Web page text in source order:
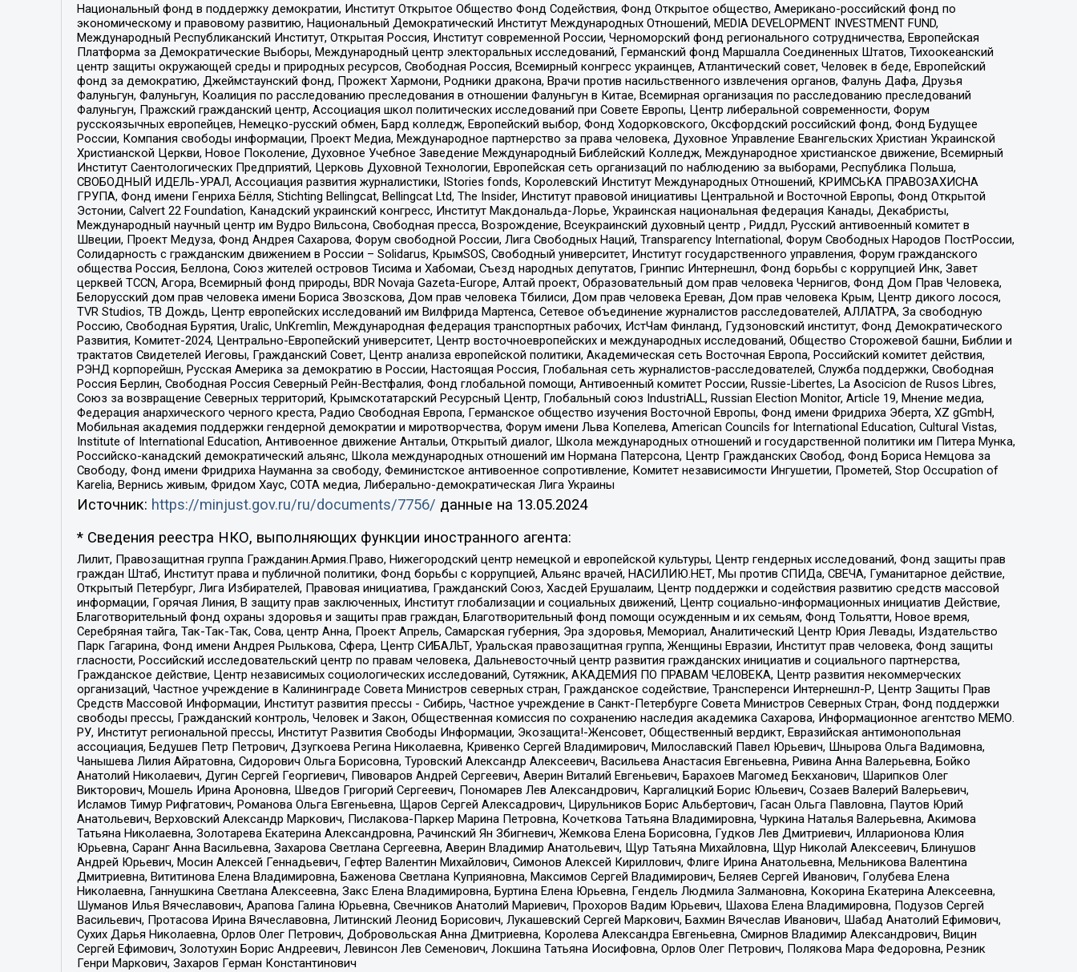
Национальный фонд в поддержку демократии, Институт Открытое Общество Фонд Содействия, Фонд Открытое общество, Американо-российский фонд по
экономическому и правовому развитию, Национальный Демократический Институт Международных Отношений, MEDIA DEVELOPMENT INVESTMENT FUND,
Международный Республиканский Институт, Открытая Россия, Институт современной России, Черноморский фонд регионального сотрудничества, Европейская
Платформа за Демократические Выборы, Международный центр электоральных исследований, Германский фонд Маршалла Соединенных Штатов, Тихоокеанский
центр защиты окружающей среды и природных ресурсов, Свободная Россия, Всемирный конгресс украинцев, Атлантический совет, Человек в беде, Европейский
фонд за демократию, Джеймстаунский фонд, Прожект Хармони, Родники дракона, Врачи против насильственного извлечения органов, Фалунь Дафа, Друзья
Фалуньгун, Фалуньгун, Коалиция по расследованию преследования в отношении Фалуньгун в Китае, Всемирная организация по расследованию преследований
Фалуньгун, Пражский гражданский центр, Ассоциация школ политических исследований при Совете Европы, Центр либеральной современности, Форум
русскоязычных европейцев, Немецко-русский обмен, Бард колледж, Европейский выбор, Фонд Ходорковского, Оксфордский российский фонд, Фонд Будущее
России, Компания свободы информации, Проект Медиа, Международное партнерство за права человека, Духовное Управление Евангельских Христиан Украинской
Христианской Церкви, Новое Поколение, Духовное Учебное Заведение Международный Библейский Колледж, Международное христианское движение, Всемирный
Институт Саентологических Предприятий, Церковь Духовной Технологии, Европейская сеть организаций по наблюдению за выборами, Республика Польша,
СВОБОДНЫЙ ИДЕЛЬ-УРАЛ, Ассоциация развития журналистики, IStories fonds, Королевский Институт Международных Отношений, КРИМСЬКА ПРАВОЗАХИСНА
ГРУПА, Фонд имени Генриха Бёлля, Stichting Bellingcat, Bellingcat Ltd, The Insider, Институт правовой инициативы Центральной и Восточной Европы, Фонд Открытой
Эстонии, Calvert 22 Foundation, Канадский украинский конгресс, Институт Макдональда-Лорье, Украинская национальная федерация Канады, Декабристы,
Международный научный центр им Вудро Вильсона, Свободная пресса, Возрождение, Всеукраинский духовный центр , Риддл, Русский антивоенный комитет в
Швеции, Проект Медуза, Фонд Андрея Сахарова, Форум свободной России, Лига Свободных Наций, Transparеncy International, Форум Свободных Народов ПостРоссии,
Солидарность с гражданским движением в России – Solidarus, КрымSOS, Свободный университет, Институт государственного управления, Форум гражданского
общества Россия, Беллона, Союз жителей островов Тисима и Хабомаи, Съезд народных депутатов, Гринпис Интернешнл, Фонд борьбы с коррупцией Инк, Завет
церквей TCCN, Агора, Всемирный фонд природы, BDR Novaja Gazeta-Europe, Алтай проект, Образовательный дом прав человека Чернигов, Фонд Дом Прав Человека,
Белорусский дом прав человека имени Бориса Звозскова, Дом прав человека Тбилиси, Дом прав человека Ереван, Дом прав человека Крым, Центр дикого лосося,
TVR Studios, ТВ Дождь, Центр европейских исследований им Вилфрида Мартенса, Сетевое объединение журналистов расследователей, АЛЛАТРА, За свободную
Россию, Свободная Бурятия, Uralic, UnKremlin, Международная федерация транспортных рабочих, ИстЧам Финланд, Гудзоновский институт, Фонд Демократического
Развития, Комитет-2024, Центрально-Европейский университет, Центр восточноевропейских и международных исследований, Общество Сторожевой башни, Библии и
трактатов Свидетелей Иеговы, Гражданский Совет, Центр анализа европейской политики, Академическая сеть Восточная Европа, Российский комитет действия,
РЭНД корпорейшн, Русская Америка за демократию в России, Настоящая Россия, Глобальная сеть журналистов-расследователей, Служба поддержки, Свободная
Россия Берлин, Свободная Россия Северный Рейн-Вестфалия, Фонд глобальной помощи, Антивоенный комитет России, Russie-Libertes, La Asocicion de Rusos Libres,
Союз за возвращение Северных территорий, Крымскотатарский Ресурсный Центр, Глобальный союз IndustriALL, Russian Election Monitor, Article 19, Мнение медиа,
Федерация анархического черного креста, Радио Свободная Европа, Германское общество изучения Восточной Европы, Фонд имени Фридриха Эберта, XZ gGmbH,
Мобильная академия поддержки гендерной демократии и миротворчества, Форум имени Льва Копелева, American Councils for International Education, Cultural Vistas,
Institute of International Education, Антивоенное движение Антальи, Открытый диалог, Школа международных отношений и государственной политики им Питера Мунка,
Российско-канадский демократический альянс, Школа международных отношений им Нормана Патерсона, Центр Гражданских Свобод, Фонд Бориса Немцова за
Свободу, Фонд имени Фридриха Науманна за свободу, Феминистское антивоенное сопротивление, Комитет независимости Ингушетии, Прометей, Stop Occupation of
Karelia, Вернись живым, Фридом Хаус, СОТА медиа, Либерально-демократическая Лига Украины
Источник: https://minjust.gov.ru/ru/documents/7756/ данные на 13.05.2024
* Сведения реестра НКО, выполняющих функции иностранного агента:
Лилит, Правозащитная группа Гражданин.Армия.Право, Нижегородский центр немецкой и европейской культуры, Центр гендерных исследований, Фонд защиты прав
граждан Штаб, Институт права и публичной политики, Фонд борьбы с коррупцией, Альянс врачей, НАСИЛИЮ.НЕТ, Мы против СПИДа, СВЕЧА, Гуманитарное действие,
Открытый Петербург, Лига Избирателей, Правовая инициатива, Гражданский Союз, Хасдей Ерушалаим, Центр поддержки и содействия развитию средств массовой
информации, Горячая Линия, В защиту прав заключенных, Институт глобализации и социальных движений, Центр социально-информационных инициатив Действие,
Благотворительный фонд охраны здоровья и защиты прав граждан, Благотворительный фонд помощи осужденным и их семьям, Фонд Тольятти, Новое время,
Серебряная тайга, Так-Так-Так, Сова, центр Анна, Проект Апрель, Самарская губерния, Эра здоровья, Мемориал, Аналитический Центр Юрия Левады, Издательство
Парк Гагарина, Фонд имени Андрея Рылькова, Сфера, Центр СИБАЛЬТ, Уральская правозащитная группа, Женщины Евразии, Институт прав человека, Фонд защиты
гласности, Российский исследовательский центр по правам человека, Дальневосточный центр развития гражданских инициатив и социального партнерства,
Гражданское действие, Центр независимых социологических исследований, Сутяжник, АКАДЕМИЯ ПО ПРАВАМ ЧЕЛОВЕКА, Центр развития некоммерческих
организаций, Частное учреждение в Калининграде Совета Министров северных стран, Гражданское содействие, Трансперенси Интернешнл-Р, Центр Защиты Прав
Средств Массовой Информации, Институт развития прессы - Сибирь, Частное учреждение в Санкт-Петербурге Совета Министров Северных Стран, Фонд поддержки
свободы прессы, Гражданский контроль, Человек и Закон, Общественная комиссия по сохранению наследия академика Сахарова, Информационное агентство МЕМО.
РУ, Институт региональной прессы, Институт Развития Свободы Информации, Экозащита!-Женсовет, Общественный вердикт, Евразийская антимонопольная
ассоциация, Бедушев Петр Петрович, Дзугкоева Регина Николаевна, Кривенко Сергей Владимирович, Милославский Павел Юрьевич, Шнырова Ольга Вадимовна,
Чанышева Лилия Айратовна, Сидорович Ольга Борисовна, Туровский Александр Алексеевич, Васильева Анастасия Евгеньевна, Ривина Анна Валерьевна, Бойко
Анатолий Николаевич, Дугин Сергей Георгиевич, Пивоваров Андрей Сергеевич, Аверин Виталий Евгеньевич, Барахоев Магомед Бекханович, Шарипков Олег
Викторович, Мошель Ирина Ароновна, Шведов Григорий Сергеевич, Пономарев Лев Александрович, Каргалицкий Борис Юльевич, Созаев Валерий Валерьевич,
Исламов Тимур Рифгатович, Романова Ольга Евгеньевна, Щаров Сергей Алексадрович, Цирульников Борис Альбертович, Гасан Ольга Павловна, Паутов Юрий
Анатольевич, Верховский Александр Маркович, Пислакова-Паркер Марина Петровна, Кочеткова Татьяна Владимировна, Чуркина Наталья Валерьевна, Акимова
Татьяна Николаевна, Золотарева Екатерина Александровна, Рачинский Ян Збигневич, Жемкова Елена Борисовна, Гудков Лев Дмитриевич, Илларионова Юлия
Юрьевна, Саранг Анна Васильевна, Захарова Светлана Сергеевна, Аверин Владимир Анатольевич, Щур Татьяна Михайловна, Щур Николай Алексеевич, Блинушов
Андрей Юрьевич, Мосин Алексей Геннадьевич, Гефтер Валентин Михайлович, Симонов Алексей Кириллович, Флиге Ирина Анатольевна, Мельникова Валентина
Дмитриевна, Вититинова Елена Владимировна, Баженова Светлана Куприяновна, Максимов Сергей Владимирович, Беляев Сергей Иванович, Голубева Елена
Николаевна, Ганнушкина Светлана Алексеевна, Закс Елена Владимировна, Буртина Елена Юрьевна, Гендель Людмила Залмановна, Кокорина Екатерина Алексеевна,
Шуманов Илья Вячеславович, Арапова Галина Юрьевна, Свечников Анатолий Мариевич, Прохоров Вадим Юрьевич, Шахова Елена Владимировна, Подузов Сергей
Васильевич, Протасова Ирина Вячеславовна, Литинский Леонид Борисович, Лукашевский Сергей Маркович, Бахмин Вячеслав Иванович, Шабад Анатолий Ефимович,
Сухих Дарья Николаевна, Орлов Олег Петрович, Добровольская Анна Дмитриевна, Королева Александра Евгеньевна, Смирнов Владимир Александрович, Вицин
Сергей Ефимович, Золотухин Борис Андреевич, Левинсон Лев Семенович, Локшина Татьяна Иосифовна, Орлов Олег Петрович, Полякова Мара Федоровна, Резник
Генри Маркович, Захаров Герман Константинович